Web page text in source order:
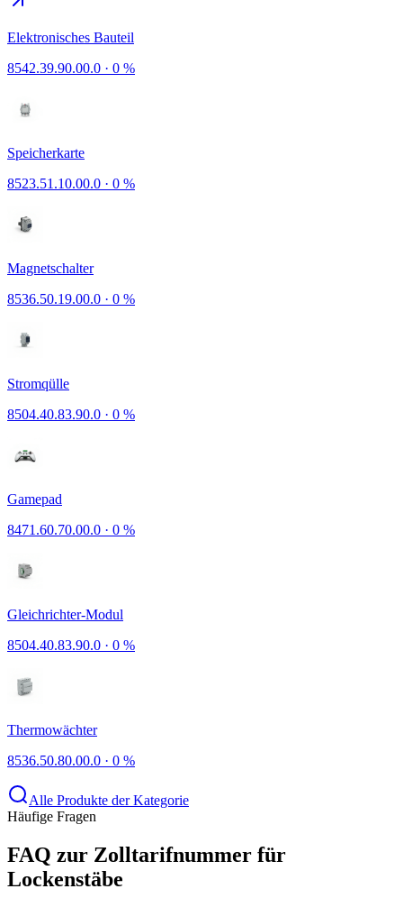
Elektronisches Bauteil
8542.39.90.00.0 · 0 %
Speicherkarte
8523.51.10.00.0 · 0 %
Magnetschalter
8536.50.19.00.0 · 0 %
Stromqülle
8504.40.83.90.0 · 0 %
Gamepad
8471.60.70.00.0 · 0 %
Gleichrichter-Modul
8504.40.83.90.0 · 0 %
Thermowächter
8536.50.80.00.0 · 0 %
Alle Produkte der Kategorie
Häufige Fragen
FAQ zur Zolltarifnummer für
Lockenstäbe